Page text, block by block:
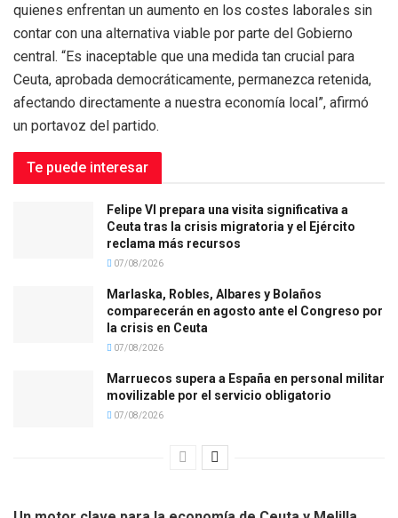
quienes enfrentan un aumento en los costes laborales sin
contar con una alternativa viable por parte del Gobierno
central. “Es inaceptable que una medida tan crucial para
Ceuta, aprobada democráticamente, permanezca retenida,
afectando directamente a nuestra economía local”, afirmó
un portavoz del partido.
Te puede interesar
Felipe VI prepara una visita significativa a
Ceuta tras la crisis migratoria y el Ejército
reclama más recursos
07/08/2026
Marlaska, Robles, Albares y Bolaños
comparecerán en agosto ante el Congreso por
la crisis en Ceuta
07/08/2026
Marruecos supera a España en personal militar
movilizable por el servicio obligatorio
07/08/2026